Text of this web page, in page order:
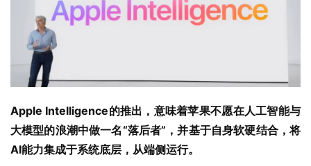
Apple Intelligence的推出，意味着苹果不愿在人工智能与
大模型的浪潮中做一名“落后者”，并基于自身软硬结合，将
AI能力集成于系统底层，从端侧运行。